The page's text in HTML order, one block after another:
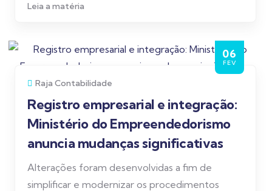
Leia a matéria
06
FEV
Raja Contabilidade
Registro empresarial e integração:
Ministério do Empreendedorismo
anuncia mudanças significativas
Alterações foram desenvolvidas a fim de
simplificar e modernizar os procedimentos